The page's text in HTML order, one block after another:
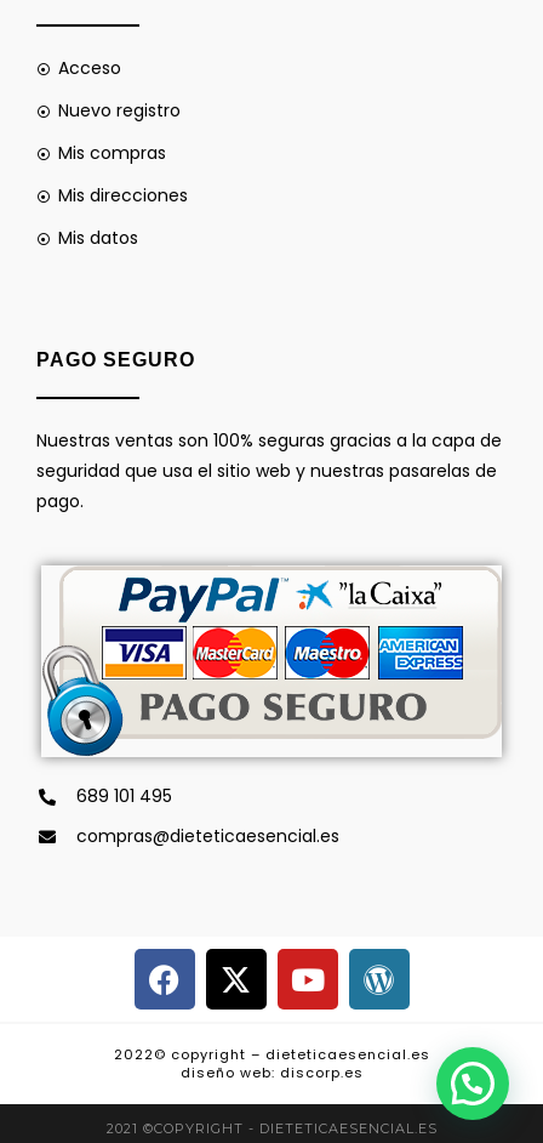
Acceso
Nuevo registro
Mis compras
Mis direcciones
Mis datos
PAGO SEGURO
Nuestras ventas son 100% seguras gracias a la capa de
seguridad que usa el sitio web y nuestras pasarelas de
pago.
689 101 495
compras@dieteticaesencial.es
2022© copyright – dieteticaesencial.es
diseño web: discorp.es
2021 ©COPYRIGHT - DIETETICAESENCIAL.ES